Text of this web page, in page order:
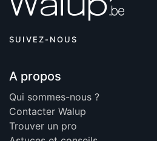
SUIVEZ-NOUS
A propos
Qui sommes-nous ?
Contacter Walup
Trouver un pro